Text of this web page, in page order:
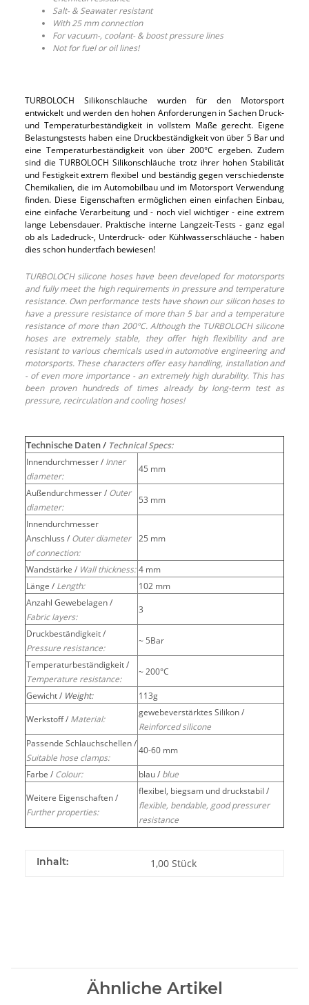
Salt- & Seawater resistant
With 25 mm connection
For vacuum-, coolant- & boost pressure lines
Not for fuel or oil lines!
TURBOLOCH Silikonschläuche wurden für den Motorsport
entwickelt und werden den hohen Anforderungen in Sachen Druck-
und Temperaturbeständigkeit in vollstem Maße gerecht. Eigene
Belastungstests haben eine Druckbeständigkeit von über 5 Bar und
eine Temperaturbeständigkeit von über 200°C ergeben. Zudem
sind die TURBOLOCH Silikonschläuche trotz ihrer hohen Stabilität
und Festigkeit extrem flexibel und beständig gegen verschiedenste
Chemikalien, die im Automobilbau und im Motorsport Verwendung
finden. Diese Eigenschaften ermöglichen einen einfachen Einbau,
eine einfache Verarbeitung und - noch viel wichtiger - eine extrem
lange Lebensdauer. Praktische interne Langzeit-Tests - ganz egal
ob als Ladedruck-, Unterdruck- oder Kühlwasserschläuche - haben
dies schon hundertfach bewiesen!
TURBOLOCH silicone hoses have been developed for motorsports
and fully meet the high requirements in pressure and temperature
resistance. Own performance tests have shown our silicon hoses to
have a pressure resistance of more than 5 bar and a temperature
resistance of more than 200°C. Although the TURBOLOCH silicone
hoses are extremely stable, they offer high flexibility and are
resistant to various chemicals used in automotive engineering and
motorsports. These characters offer easy handling, installation and
- of even more importance - an extremely high durability. This has
been proven hundreds of times already by long-term test as
pressure, recirculation and cooling hoses!
Technische Daten / Technical Specs:
Innendurchmesser / Inner
diameter:
45 mm
Außendurchmesser / Outer
diameter:
53 mm
Innendurchmesser
Anschluss / Outer diameter
of connection:
25 mm
Wandstärke / Wall thickness: 4 mm
Länge / Length:
102 mm
Anzahl Gewebelagen /
Fabric layers:
3
Druckbeständigkeit /
Pressure resistance:
~ 5Bar
Temperaturbeständigkeit /
Temperature resistance:
~ 200°C
Gewicht / Weight:
113g
Werkstoff / Material:
gewebeverstärktes Silikon /
Reinforced silicone
Passende Schlauchschellen /
Suitable hose clamps:
40-60 mm
Farbe / Colour: blau / blue
Weitere Eigenschaften /
Further properties:
flexibel, biegsam und druckstabil /
flexible, bendable, good pressurer
resistance
Inhalt: 1,00 Stück
Ähnliche Artikel